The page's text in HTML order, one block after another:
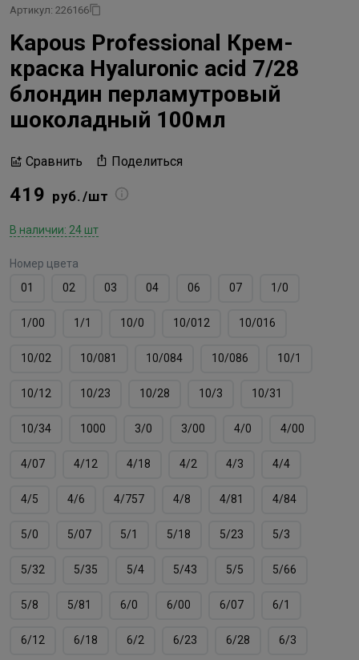
Артикул: 226166
Kapous Professional Крем-
краска Hyaluronic acid 7/28
блондин перламутровый
шоколадный 100мл
Сравнить Поделиться
419 руб./шт
В наличии: 24 шт
Номер цвета
01
02 03 04 06 07 1/0
1/00 1/1 10/0 10/012 10/016
10/02 10/081 10/084 10/086 10/1
10/12 10/23 10/28 10/3 10/31
10/34 1000 3/0 3/00 4/0 4/00
4/07 4/12 4/18 4/2 4/3 4/4
4/5 4/6 4/757 4/8 4/81 4/84
5/0 5/07 5/1 5/18 5/23 5/3
5/32 5/35 5/4 5/43 5/5 5/66
5/8 5/81 6/0 6/00 6/07 6/1
6/12 6/18 6/2 6/23 6/28 6/3